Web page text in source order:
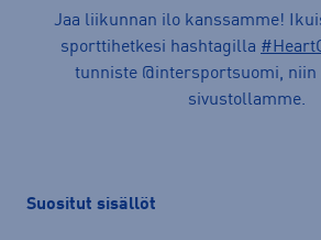
Jaa liikunnan ilo kanssamme!
sporttihetkesi hashtagilla
tunniste @intersportsuomi, niin
sivustollamme.
Suositut sisällöt